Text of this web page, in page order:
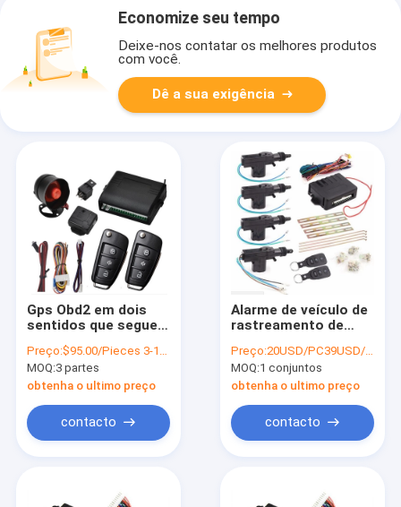
Economize seu tempo
Deixe-nos contatar os melhores produtos
com você.
Dê a sua exigência
Gps Obd2 em dois
sentidos que seguem
esperto do carro 4G
do dispositivo com
ponto quente de WIFI
Preço:$95.00/Pieces 3-199 Pieces
MOQ:3 partes
obtenha o ultimo preço
contacto
Alarme de veículo de
rastreamento de
comunicação
bidirecional
Preço:20USD/PC39USD/PC
MOQ:1 conjuntos
obtenha o ultimo preço
contacto